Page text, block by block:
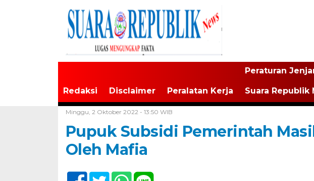
Redaksi Disclaimer Peralatan Kerja
Peraturan
Suara Republik
Minggu, 2 Oktober 2022 - 13:50 WIB
Pupuk Subsidi Pemerintah
Oleh Mafia